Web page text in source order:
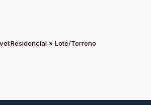
Residencial » Lote/Terreno